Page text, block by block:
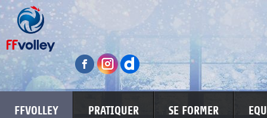
FFVOLLEY PRATIQUER SE FORMER